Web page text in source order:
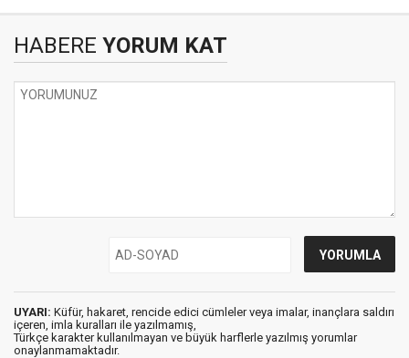
HABERE YORUM KAT
UYARI: Küfür, hakaret, rencide edici cümleler veya imalar, inançlara saldırı
içeren, imla kuralları ile yazılmamış,
Türkçe karakter kullanılmayan ve büyük harflerle yazılmış yorumlar
onaylanmamaktadır.